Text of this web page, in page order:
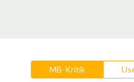
MB-Kritik